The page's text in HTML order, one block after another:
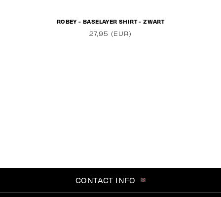
ROBEY - BASELAYER SHIRT - ZWART
27,95 (EUR)
CONTACT INFO